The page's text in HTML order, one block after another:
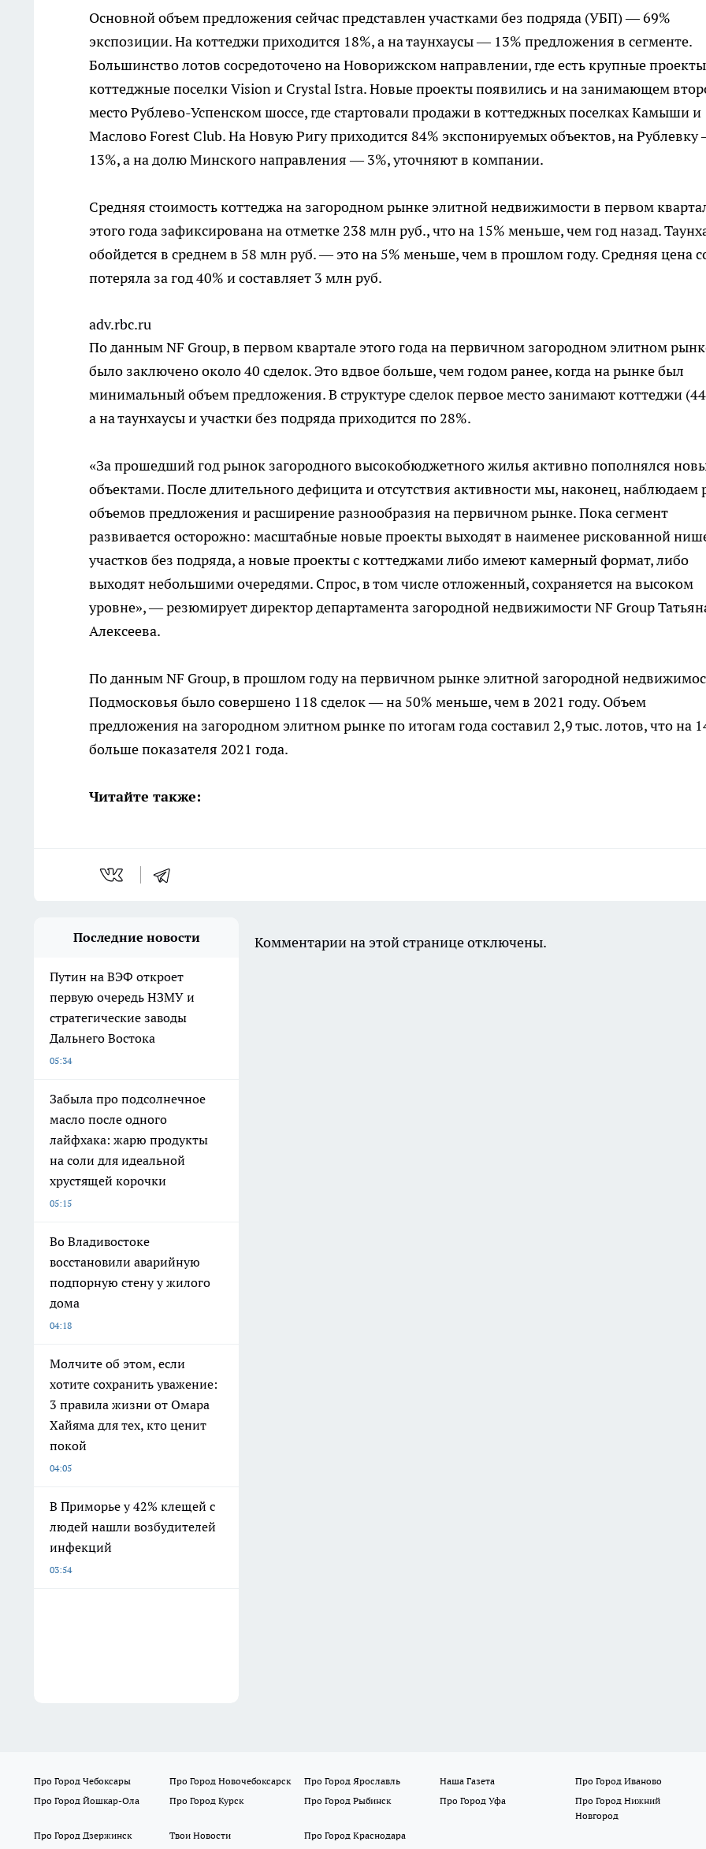
Основной объем предложения сейчас представлен участками без подряда (УБП) — 69%
экспозиции. На коттеджи приходится 18%, а на таунхаусы — 13% предложения в сегменте.
Большинство лотов сосредоточено на Новорижском направлении, где есть крупные
коттеджные поселки Vision и Crystal Istra. Новые проекты появились и на занимающем
место Рублево-Успенском шоссе, где стартовали продажи в коттеджных поселках Камыши и
Маслово Forest Club. На Новую Ригу приходится 84% экспонируемых объектов, на
13%, а на долю Минского направления — 3%, уточняют в компании.
Средняя стоимость коттеджа на загородном рынке элитной недвижимости в первом
этого года зафиксирована на отметке 238 млн руб., что на 15% меньше, чем год назад.
обойдется в среднем в 58 млн руб. — это на 5% меньше, чем в прошлом году. Средняя цена
потеряла за год 40% и составляет 3 млн руб.
adv.rbc.ru
По данным NF Group, в первом квартале этого года на первичном загородном элитном
было заключено около 40 сделок. Это вдвое больше, чем годом ранее, когда на рынке был
минимальный объем предложения. В структуре сделок первое место занимают коттеджи
а на таунхаусы и участки без подряда приходится по 28%.
«За прошедший год рынок загородного высокобюджетного жилья активно пополнялся
объектами. После длительного дефицита и отсутствия активности мы, наконец, наблюдаем
объемов предложения и расширение разнообразия на первичном рынке. Пока сегмент
развивается осторожно: масштабные новые проекты выходят в наименее рискованной
участков без подряда, а новые проекты с коттеджами либо имеют камерный формат, либо
выходят небольшими очередями. Спрос, в том числе отложенный, сохраняется на высоком
уровне», — резюмирует директор департамента загородной недвижимости NF Group
Алексеева.
По данным NF Group, в прошлом году на первичном рынке элитной загородной
Подмосковья было совершено 118 сделок — на 50% меньше, чем в 2021 году. Объем
предложения на загородном элитном рынке по итогам года составил 2,9 тыс. лотов, что на
больше показателя 2021 года.
Читайте также:
Последние новости
Путин на ВЭФ откроет
первую очередь НЗМУ и
стратегические заводы
Дальнего Востока
05:34
Забыла про подсолнечное
масло после одного
лайфхака: жарю продукты
на соли для идеальной
хрустящей корочки
05:15
Во Владивостоке
восстановили аварийную
подпорную стену у жилого
дома
04:18
Молчите об этом, если
хотите сохранить уважение:
3 правила жизни от Омара
Хайяма для тех, кто ценит
покой
04:05
В Приморье у 42% клещей с
людей нашли возбудителей
инфекций
03:54
Комментарии на этой странице отключены.
Про Город Чебоксары Про Город Новочебоксарск Про Город Ярославль Наша Газета
Про Город Иваново
Про Город Йошкар-Ола
Про Город Курск Про Город Рыбинск Про Город Уфа
Про Город Нижний
Новгород
Про Город Дзержинск
Твои Новости Про Город Краснодара